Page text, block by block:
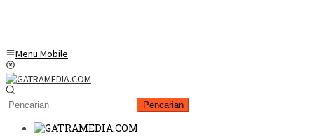
Menu Mobile
Pencarian